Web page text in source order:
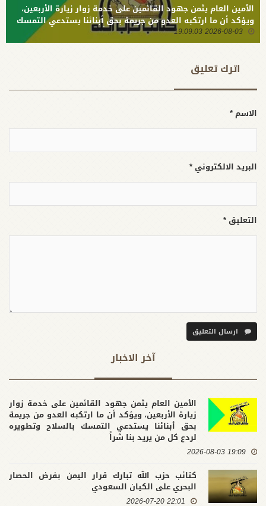
الأمين العام يثمن جهود القائمين على خدمة زوار زيارة الأربعين،
ويؤكد أن ما ارتكبه العدو من جريمة بحق أبنائنا يستدعي التمسك
بالسلاح وتطويره لردع كل من يريد بنا شراً
2026-08-03 19:09:03
اترك تعلیق
الاسم *
البريد الالكتروني *
التعليق *
ارسال التعليق
آخر الاخبار
الأمين العام يثمن جهود القائمين على خدمة زوار
زيارة الأربعين، ويؤكد أن ما ارتكبه العدو من جريمة
بحق أبنائنا يستدعي التمسك بالسلاح وتطويره
لردع كل من يريد بنا شراً
19:09 2026-08-03
كتائب حزب الله تبارك قرار اليمن بفرض الحصار
البحري على الكيان السعودي
22:01 2026-07-20